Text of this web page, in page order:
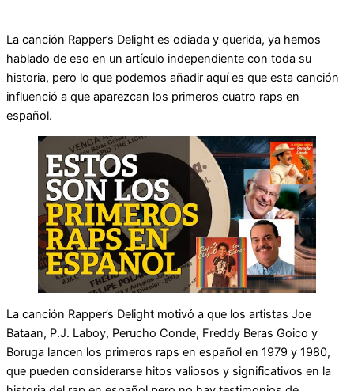
La canción Rapper’s Delight es odiada y querida, ya hemos
hablado de eso en un artículo independiente con toda su
historia, pero lo que podemos añadir aquí es que esta canción
influenció a que aparezcan los primeros cuatro raps en
español.
La canción Rapper’s Delight motivó a que los artistas Joe
Bataan, P.J. Laboy, Perucho Conde, Freddy Beras Goico y
Boruga lancen los primeros raps en español en 1979 y 1980,
que pueden considerarse hitos valiosos y significativos en la